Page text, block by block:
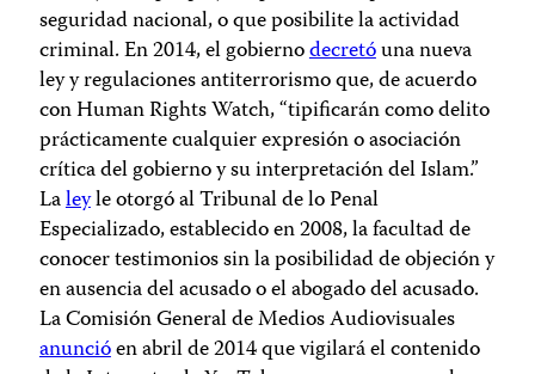
seguridad nacional, o que posibilite la actividad
criminal. En 2014, el gobiernodecretóuna nueva
ley y regulaciones antiterrorismo que, de acuerdo
con Human Rights Watch, “tipificarán como delito
prácticamente cualquier expresión o asociación
crítica del gobierno y su interpretación del Islam.”
Laleyle otorgó al Tribunal de lo Penal
Especializado, establecido en 2008, la facultad de
conocer testimonios sin la posibilidad de objeción y
en ausencia del acusado o el abogado del acusado.
La Comisión General de Medios Audiovisuales
anuncióen abril de 2014 que vigilará el contenido